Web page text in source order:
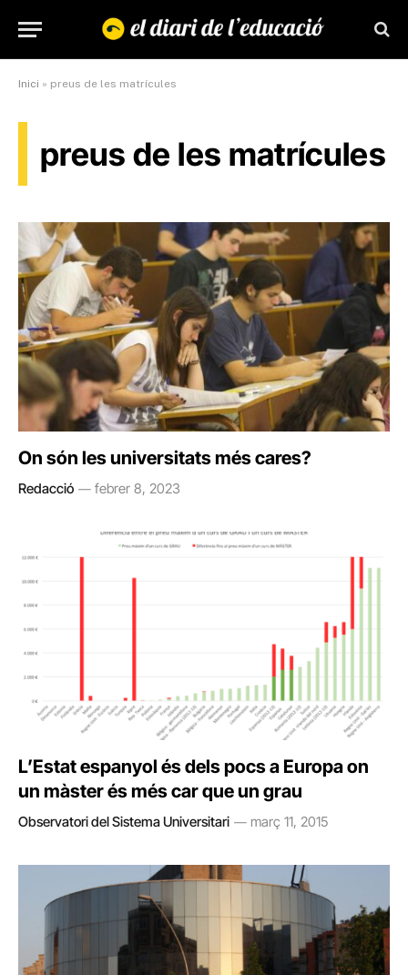
Inici » preus de les matrícules
preus de les matrícules
On són les universitats més cares?
Redacció febrer 8, 2023
L’Estat espanyol és dels pocs a Europa on
un màster és més car que un grau
Observatori del Sistema Universitari març 11, 2015